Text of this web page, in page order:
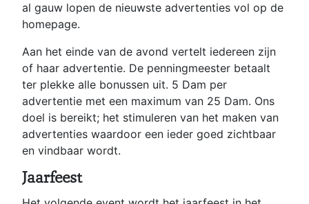
al gauw lopen de nieuwste advertenties vol op de
homepage.
Aan het einde van de avond vertelt iedereen zijn
of haar advertentie. De penningmeester betaalt
ter plekke alle bonussen uit. 5 Dam per
advertentie met een maximum van 25 Dam. Ons
doel is bereikt; het stimuleren van het maken van
advertenties waardoor een ieder goed zichtbaar
en vindbaar wordt.
Jaarfeest